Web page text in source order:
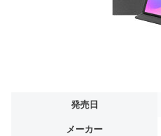
発売日
メーカー